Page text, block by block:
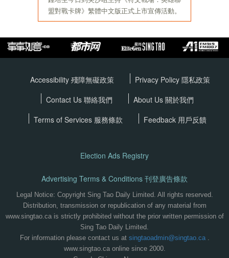
Accessibility 殘障無礙政策 Privacy Policy 隱私政策
Contact Us 聯絡我們
About Us 關於我們
Terms of Services 服務條款 Feedback 用戶反饋
Election Ads Registry
Advertising Terms & Conditions 刊登廣告條款
Legal Notice: Copyright Sing Tao Daily Limited. All rights reserved.
Distribution, transmission or republication of any material from
www.singtao.ca is strictly prohibited without the prior written permission of
Sing Tao Daily Limited.
For information please contact us at singtaoadmin@singtao.ca.
www.singtao.ca online since 2000.